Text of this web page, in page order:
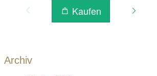
Archiv